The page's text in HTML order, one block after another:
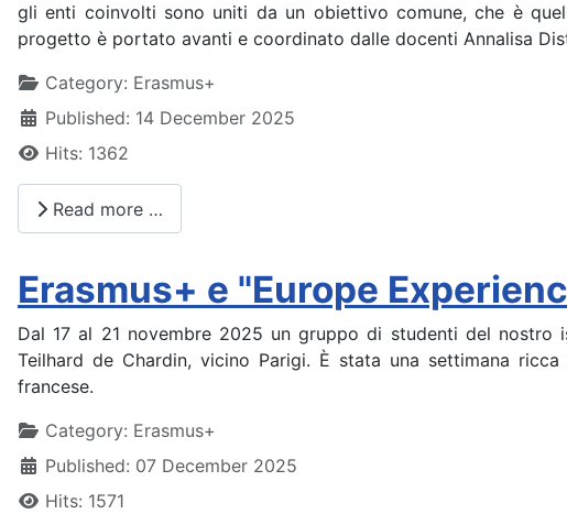
gli enti coinvolti sono uniti da un obiettivo comune, che è
progetto è portato avanti e coordinato dalle docenti Annalisa
DetailsCategory: Erasmus+
Published: 14 December 2025
Hits: 1362
Read more …
Erasmus+ e "Europe
Dal 17 al 21 novembre 2025 un gruppo di studenti del
Teilhard de Chardin, vicino Parigi. È stata una settimana
francese.
DetailsCategory: Erasmus+
Published: 07 December 2025
Hits: 1571